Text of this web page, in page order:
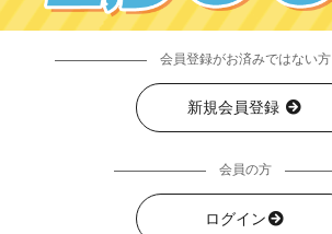
会員登録がお済みではない方
新規会員登録
会員の方
ログイン